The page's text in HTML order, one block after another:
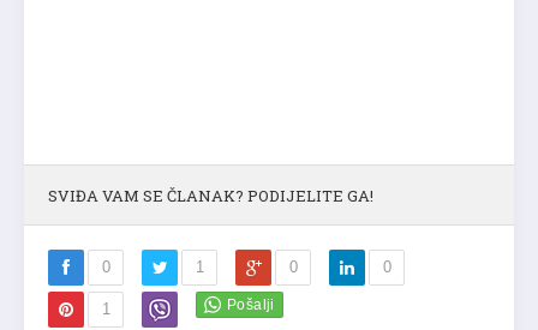
SVIĐA VAM SE ČLANAK? PODIJELITE GA!
0 1 0 0
1